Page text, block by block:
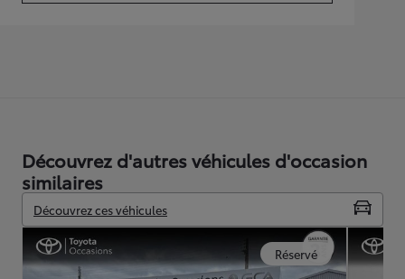
Découvrez d'autres véhicules d'occasion
similaires
Découvrez ces véhicules
Réservé